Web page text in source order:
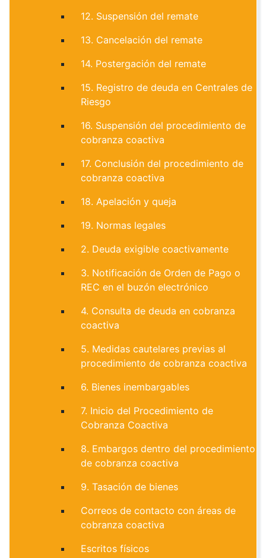
12. Suspensión del remate
13. Cancelación del remate
14. Postergación del remate
15. Registro de deuda en Centrales de
Riesgo
16. Suspensión del procedimiento de
cobranza coactiva
17. Conclusión del procedimiento de
cobranza coactiva
18. Apelación y queja
19. Normas legales
2. Deuda exigible coactivamente
3. Notificación de Orden de Pago o
REC en el buzón electrónico
4. Consulta de deuda en cobranza
coactiva
5. Medidas cautelares previas al
procedimiento de cobranza coactiva
6. Bienes inembargables
7. Inicio del Procedimiento de
Cobranza Coactiva
8. Embargos dentro del procedimiento
de cobranza coactiva
9. Tasación de bienes
Correos de contacto con áreas de
cobranza coactiva
Escritos físicos